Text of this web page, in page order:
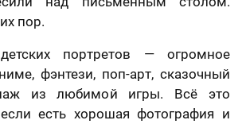
пор.
портретов — огромное
фэнтези, поп-арт, сказочный
из любимой игры. Всё это
есть хорошая фотография и
3